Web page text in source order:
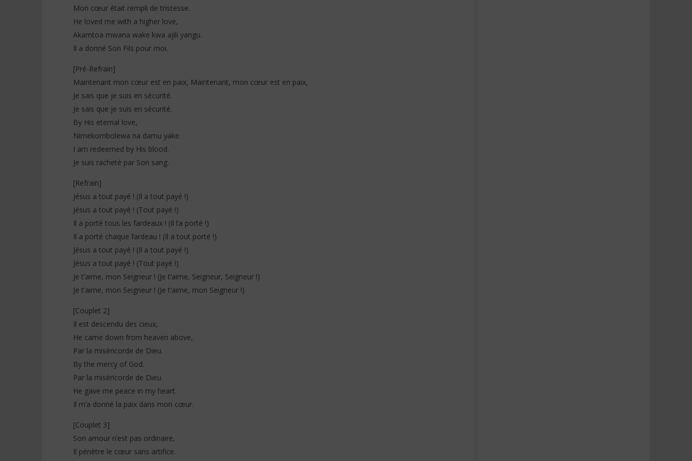
Mon cœur était rempli de tristesse.
He loved me with a higher love,
Akamtoa mwana wake kwa ajili yangu.
Il a donné Son Fils pour moi.
[Pré-Refrain]
Maintenant mon cœur est en paix, Maintenant, mon cœur est en paix,
Je sais que je suis en sécurité.
Je sais que je suis en sécurité.
By His eternal love,
Nimekombolewa na damu yake.
I am redeemed by His blood.
Je suis racheté par Son sang.
[Refrain]
Jésus a tout payé ! (Il a tout payé !)
Jésus a tout payé ! (Tout payé !)
Il a porté tous les fardeaux ! (Il l’a porté !)
Il a porté chaque fardeau ! (Il a tout porté !)
Jésus a tout payé ! (Il a tout payé !)
Jésus a tout payé ! (Tout payé !)
Je t’aime, mon Seigneur ! (Je t’aime, Seigneur, Seigneur !)
Je t’aime, mon Seigneur ! (Je t’aime, mon Seigneur !)
[Couplet 2]
Il est descendu des cieux,
He came down from heaven above,
Par la miséricorde de Dieu.
By the mercy of God.
Par la miséricorde de Dieu.
He gave me peace in my heart.
Il m’a donné la paix dans mon cœur.
[Couplet 3]
Son amour n’est pas ordinaire,
Il pénètre le cœur sans artifice.